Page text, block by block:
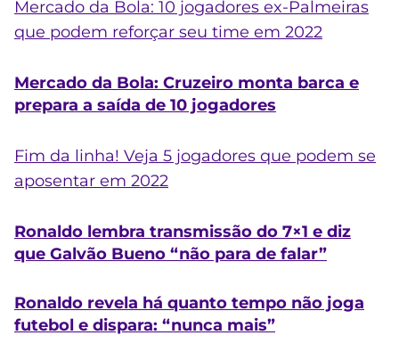
Mercado da Bola: 10 jogadores ex-Palmeiras
que podem reforçar seu time em 2022
Mercado da Bola: Cruzeiro monta barca e
prepara a saída de 10 jogadores
Fim da linha! Veja 5 jogadores que podem se
aposentar em 2022
Ronaldo lembra transmissão do 7×1 e diz
que Galvão Bueno “não para de falar”
Ronaldo revela há quanto tempo não joga
futebol e dispara: “nunca mais”